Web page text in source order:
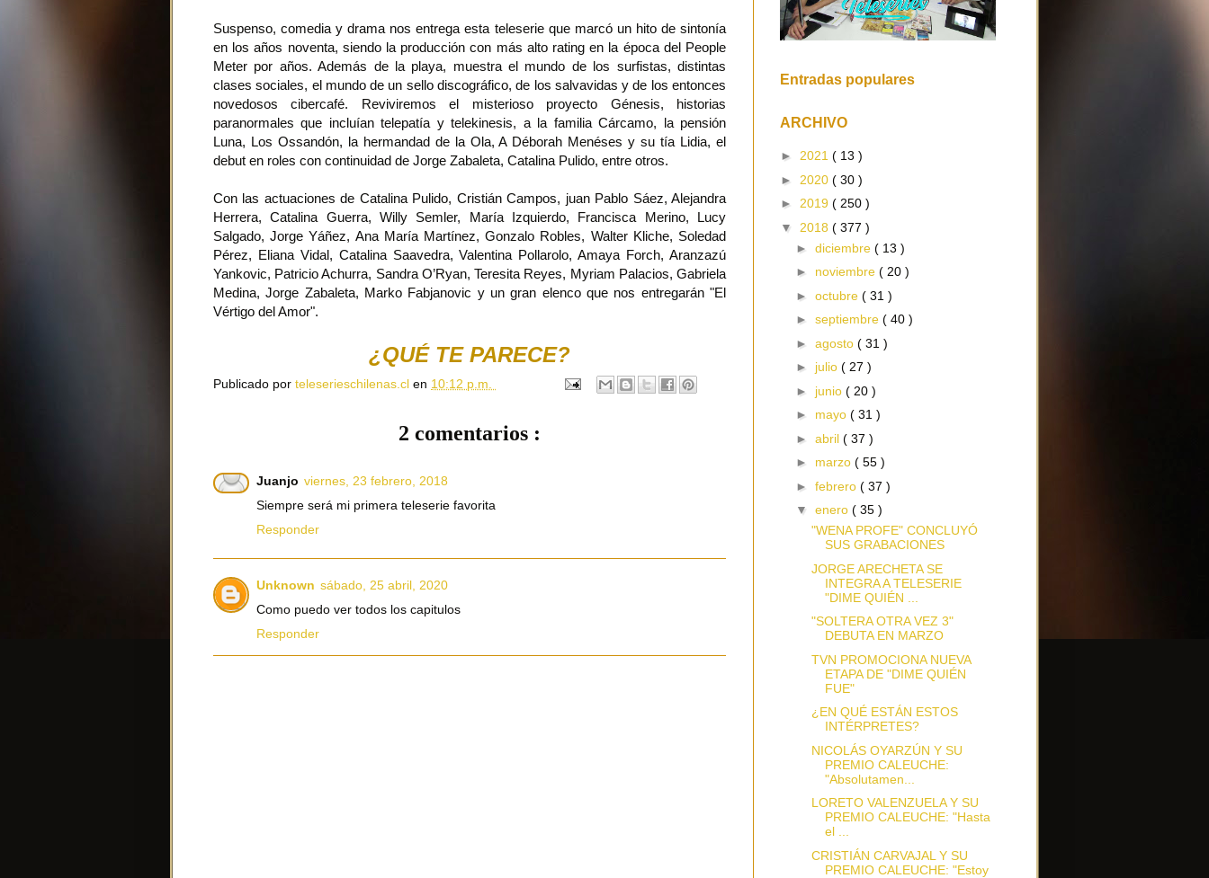
Suspenso, comedia y drama nos entrega esta teleserie que marcó un hito de sintonía
en los años noventa, siendo la producción con más alto rating en la época del People
Meter por años. Además de la playa, muestra el mundo de los surfistas, distintas
clases sociales, el mundo de un sello discográfico, de los salvavidas y de los entonces
novedosos cibercafé. Reviviremos el misterioso proyecto Génesis, historias
paranormales que incluían telepatía y telekinesis, a la familia Cárcamo, la pensión
Luna, Los Ossandón, la hermandad de la Ola, A Déborah Menéses y su tía Lidia, el
debut en roles con continuidad de Jorge Zabaleta, Catalina Pulido, entre otros.
Con las actuaciones de Catalina Pulido, Cristián Campos, juan Pablo Sáez, Alejandra
Herrera, Catalina Guerra, Willy Semler, María Izquierdo, Francisca Merino, Lucy
Salgado, Jorge Yáñez, Ana María Martínez, Gonzalo Robles, Walter Kliche, Soledad
Pérez, Eliana Vidal, Catalina Saavedra, Valentina Pollarolo, Amaya Forch, Aranzazú
Yankovic, Patricio Achurra, Sandra O’Ryan, Teresita Reyes, Myriam Palacios, Gabriela
Medina, Jorge Zabaleta, Marko Fabjanovic y un gran elenco que nos entregarán "El
Vértigo del Amor".
¿QUÉ TE PARECE?
Publicado por teleserieschilenas.cl en 10:12 p.m.
2 comentarios :
Juanjo viernes, 23 febrero, 2018
Siempre será mi primera teleserie favorita
Responder
Unknown sábado, 25 abril, 2020
Como puedo ver todos los capitulos
Responder
Entradas populares
ARCHIVO
► 2021 ( 13 )
► 2020 ( 30 )
► 2019 ( 250 )
▼ 2018 ( 377 )
► diciembre ( 13 )
► noviembre ( 20 )
► octubre ( 31 )
► septiembre ( 40 )
► agosto ( 31 )
► julio ( 27 )
► junio ( 20 )
► mayo ( 31 )
► abril ( 37 )
► marzo ( 55 )
► febrero ( 37 )
▼ enero ( 35 )
"WENA PROFE" CONCLUYÓ
SUS GRABACIONES
JORGE ARECHETA SE
INTEGRA A TELESERIE
"DIME QUIÉN ...
"SOLTERA OTRA VEZ 3"
DEBUTA EN MARZO
TVN PROMOCIONA NUEVA
ETAPA DE "DIME QUIÉN
FUE"
¿EN QUÉ ESTÁN ESTOS
INTÉRPRETES?
NICOLÁS OYARZÚN Y SU
PREMIO CALEUCHE:
"Absolutamen...
LORETO VALENZUELA Y SU
PREMIO CALEUCHE: "Hasta
el ...
CRISTIÁN CARVAJAL Y SU
PREMIO CALEUCHE: "Estoy